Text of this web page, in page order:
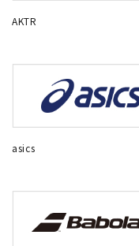
AKTR
asics